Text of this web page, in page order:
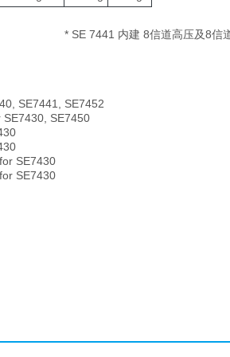
* SE 7441 内建 8信道高压及8信
SE7441, SE7452
SE7450
SE7430
SE7430